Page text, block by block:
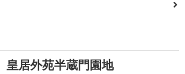
皇居外苑半蔵門園地